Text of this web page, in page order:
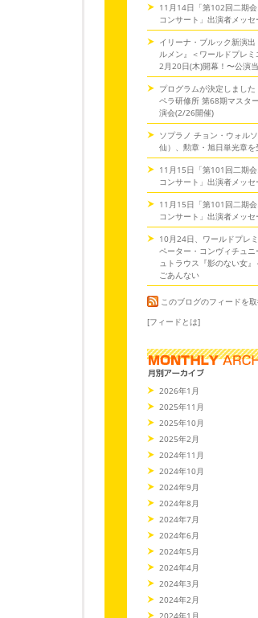
11月14日「第102回二期
コンサート」出演者メッセ
イリーナ・ブルック新演出
ルメン』＜ワールドプレミ
2月20日(木)開幕！〜公演
プログラムが決定しました
ペラ研修所 第68期マスタ
演会(2/26開催)
ソプラノ チョン・ウォル
仙）、勲章・旭日単光章を
11月15日「第101回二期
コンサート」出演者メッセ
11月15日「第101回二期
コンサート」出演者メッセ
10月24日、ワールドプレミ
ペーター・コンヴィチュニ
ュトラウス『影のない女
ごあんない
このブログのフィードを
[フィードとは]
2026年1月
2025年11月
2025年10月
2025年2月
2024年11月
2024年10月
2024年9月
2024年8月
2024年7月
2024年6月
2024年5月
2024年4月
2024年3月
2024年2月
2024年1月